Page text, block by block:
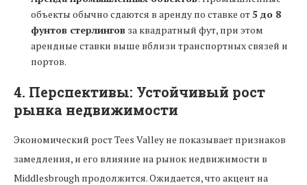
объекты обычно сдаются в аренду по ставке от5 до 8
фунтов стерлингов за квадратный фут, при этом
арендные ставки выше вблизи транспортных связей и
портов.
4. Перспективы: Устойчивый рост
рынка недвижимости
Экономический рост Tees Valley не показывает признаков
замедления, и его влияние на рынок недвижимости в
Middlesbrough продолжится. Ожидается, что акцент на